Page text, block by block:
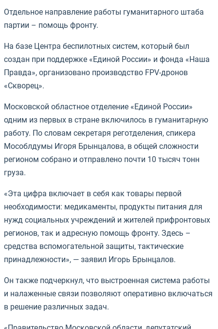
Отдельное направление работы гуманитарного штаба
партии – помощь фронту.
На базе Центра беспилотных систем, который был
создан при поддержке «Единой России» и фонда «Наша
Правда», организовано производство FPV-дронов
«Скворец».
Московской областное отделение «Единой России»
одним из первых в стране включилось в гуманитарную
работу. По словам секретаря реготделения, спикера
Мособлдумы Игоря Брынцалова, в общей сложности
регионом собрано и отправлено почти 10 тысяч тонн
груза.
«Эта цифра включает в себя как товары первой
необходимости: медикаменты, продукты питания для
нужд социальных учреждений и жителей прифронтовых
регионов, так и адресную помощь фронту. Здесь –
средства вспомогательной защиты, тактические
принадлежности», — заявил Игорь Брынцалов.
Он также подчеркнул, что выстроенная система работы
и налаженные связи позволяют оперативно включаться
в решение различных задач.